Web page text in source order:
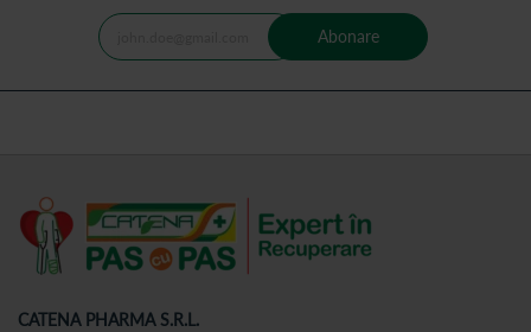
Abonare
CATENA PHARMA S.R.L.